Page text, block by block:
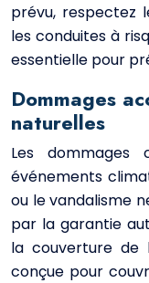
prévu, respectez
les conduites à
essentielle pour
Dommages
naturelles
Les dommages
événements
ou le vandalisme
par la garantie
la couverture de
conçue pour